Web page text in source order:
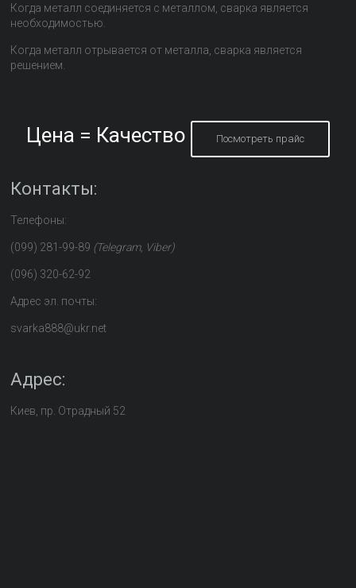
Когда металл соединяется с металлом, сварка является
необходимостью.
Когда металл отрывается от металла, сварка является
решением.
Цена = Качество Посмотреть прайс
Контакты:
Телефоны:
(099) 281-99-89 (Telegram, Viber)
(096) 320-62-92
Адрес эл. почты:
svarka888@ukr.net
Адрес:
Киев, пр. Отрадный 52